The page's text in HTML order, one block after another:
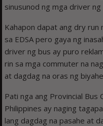
sinusunod ng mga driver ng
Kahapon dapat ang dry run
sa EDSA pero gaya ng
driver ng bus ay puro
rin sa mga commuter na
at dagdag na oras ng
Pati nga ang Provincial
Philippines ay naging
lang dagdag na pasahe at